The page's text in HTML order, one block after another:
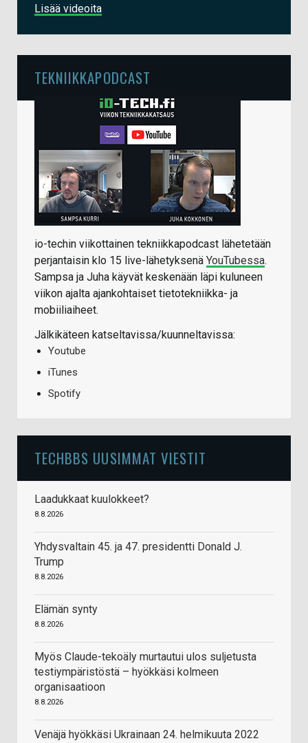
Lisää videoita
TEKNIIKKAPODCAST
io-techin viikottainen tekniikkapodcast lähetetään
perjantaisin klo 15 live-lähetyksenä YouTubessa.
Sampsa ja Juha käyvät keskenään läpi kuluneen
viikon ajalta ajankohtaiset tietotekniikka- ja
mobiiliaiheet.
Jälkikäteen katseltavissa/kuunneltavissa:
Youtube
iTunes
Spotify
TECHBBS UUSIMMAT VIESTIT
Laadukkaat kuulokkeet?
8.8.2026
Yhdysvaltain 45. ja 47. presidentti Donald J.
Trump
8.8.2026
Elämän synty
8.8.2026
Myös Claude-tekoäly murtautui ulos suljetusta
testiympäristöstä – hyökkäsi kolmeen
organisaatioon
8.8.2026
Venäjä hyökkäsi Ukrainaan 24. helmikuuta 2022